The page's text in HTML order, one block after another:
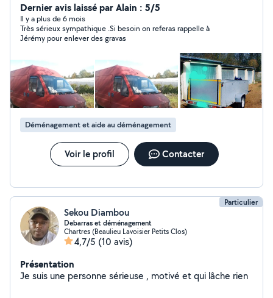
merci
Dernier avis laissé par Alain : 5/5
Il y a plus de 6 mois
Très sérieux sympathique .Si besoin on referas rappelle à
Jérémy pour enlever des gravas
Déménagement et aide au déménagement
Voir le profil Contacter
Particulier
Sekou Diambou
Debarras et déménagement
Chartres (Beaulieu Lavoisier Petits Clos)
4,7/5 (10 avis)
Présentation
Je suis une personne sérieuse , motivé et qui lâche rien